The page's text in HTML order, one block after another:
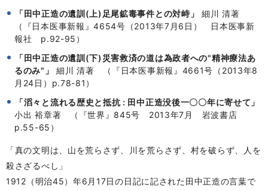
「田中正造の遺訓(上)足尾鉱毒事件との対峙」
細川 清著
（『日本医事新報』4654号（2013年7月6日） 日本医事新
報社 p.92-95）
「田中正造の遺訓(下)災害救済の道は為政者への"精神療法あ
るのみ"」
細川 清著 （『日本医事新報』4661号（2013年8
月24日）p.78-81）
「滔々と流れる歴史と抵抗 : 田中正造没後一〇〇年に寄せて」
小出 裕章著 （『世界』845号 2013年7月 岩波書店
p.55-65）
「真の文明は、山を荒らさず、川を荒らさず、村を破らず、人を
殺さざるべし」
1912（明治45）年6月17日の日記に記された田中正造の言葉で